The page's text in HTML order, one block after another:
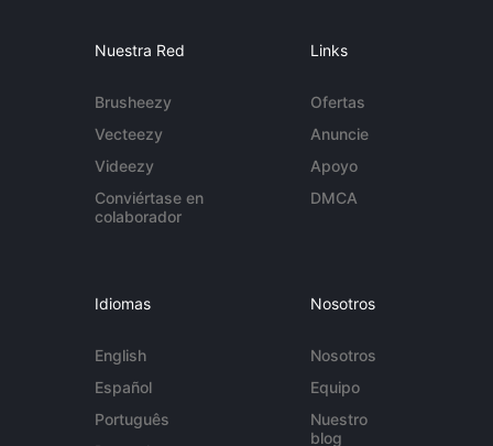
Nuestra Red
Brusheezy
Vecteezy
Videezy
Conviértase en
colaborador
Links
Ofertas
Anuncie
Apoyo
DMCA
Idiomas
English
Español
Português
Nosotros
Nosotros
Equipo
Nuestro
blog